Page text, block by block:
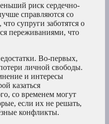
риск сердечно-
справляются со
супруги заботятся о
переживаниями, что
Во-первых,
личной свободы.
и интересы
казаться
со временем могут
если их не решать,
конфликты.